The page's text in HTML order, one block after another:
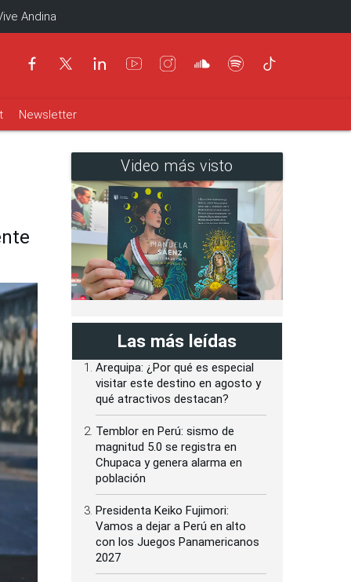
Andina
Newsletter
Video más visto
Las más leídas
Arequipa: ¿Por qué es especial
visitar este destino en agosto y
qué atractivos destacan?
Temblor en Perú: sismo de
magnitud 5.0 se registra en
Chupaca y genera alarma en
población
Presidenta Keiko Fujimori:
Vamos a dejar a Perú en alto
con los Juegos Panamericanos
2027